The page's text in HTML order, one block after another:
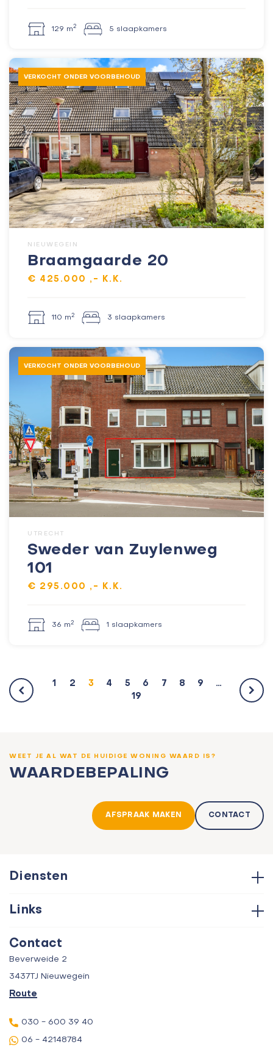
129 m2 5 slaapkamers
VERKOCHT ONDER VOORBEHOUD
NIEUWEGEIN
Braamgaarde 20
€ 425.000 ,- K.K.
110 m2 3 slaapkamers
VERKOCHT ONDER VOORBEHOUD
UTRECHT
Sweder van Zuylenweg
101
€ 295.000 ,- K.K.
36 m2 1 slaapkamers
1 2 3 4 5 6 7 8 9
…
19
WEET JE AL WAT DE HUIDIGE WONING WAARD IS?
WAARDEBEPALING
AFSPRAAK MAKEN CONTACT
Diensten
Aankoop
Taxatie
Verhuur
Links
Over ons
Contact
Beverweide 2
3437TJ Nieuwegein
Route
030 - 600 39 40
06 - 42148784